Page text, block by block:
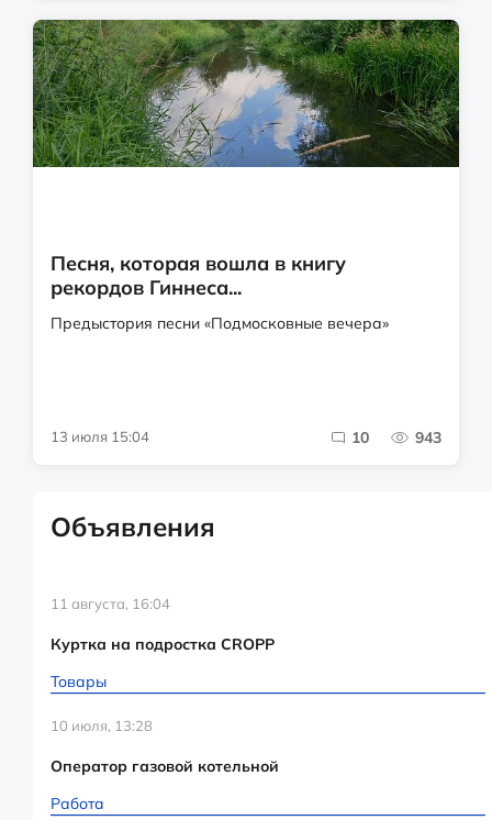
Песня, которая вошла в книгу
рекордов Гиннеса...
Предыстория песни «Подмосковные вечера»
13 июля 15:04 10 943
Объявления
11 августа, 16:04
Куртка на подростка CROPP
Товары
10 июля, 13:28
Оператор газовой котельной
Работа